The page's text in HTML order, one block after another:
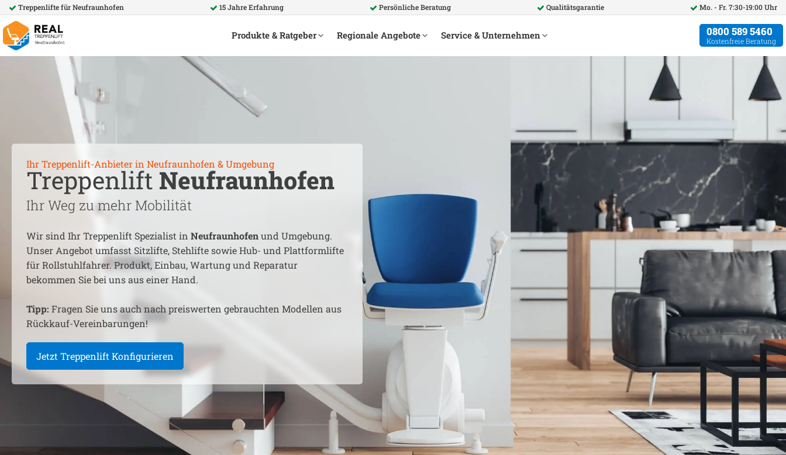
Treppenlifte fürNeufraunhofen 15 Jahre Erfahrung Persönliche Beratung Qualitätsgarantie Mo. - Fr. 7:30-19:00 Uhr
Produkte & Ratgeber Regionale Angebote Service & Unternehmen 0800 589 5460
Kostenfreie Beratung
Ihr Treppenlift-Anbieter in Neufraunhofen & Umgebung
Treppenlift Neufraunhofen
Ihr Weg zu mehr Mobilität
Wir sind Ihr Treppenlift Spezialist in Neufraunhofenund Umgebung.
Unser Angebot umfasst Sitzlifte, Stehlifte sowie Hub- und Plattformlifte
für Rollstuhlfahrer. Produkt, Einbau, Wartung und Reparatur
bekommen Sie bei uns aus einer Hand.
Tipp: Fragen Sie uns auch nach preiswerten gebrauchten Modellen aus
Rückkauf-Vereinbarungen!
Jetzt Treppenlift Konfigurieren